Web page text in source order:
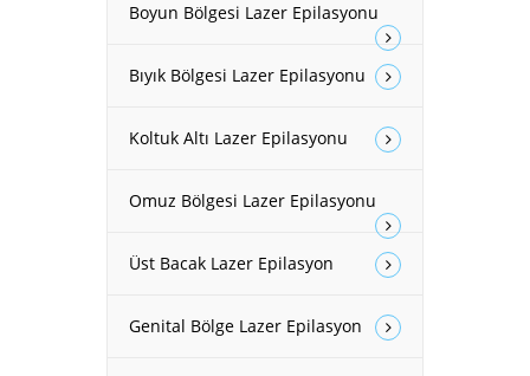
Boyun Bölgesi Lazer Epilasyonu
Bıyık Bölgesi Lazer Epilasyonu
Koltuk Altı Lazer Epilasyonu
Omuz Bölgesi Lazer Epilasyonu
Üst Bacak Lazer Epilasyon
Genital Bölge Lazer Epilasyon